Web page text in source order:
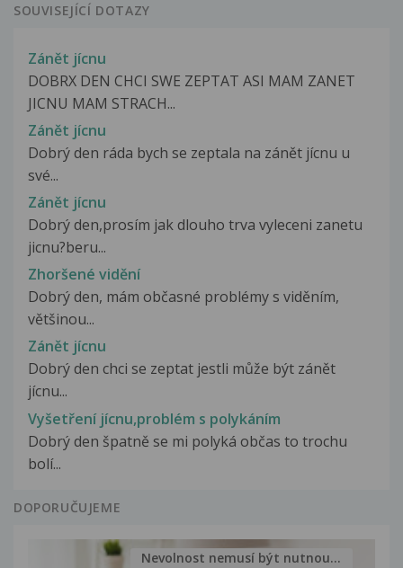
SOUVISEJÍCÍ DOTAZY
Zánět jícnu
DOBRX DEN CHCI SWE ZEPTAT ASI MAM ZANET
JICNU MAM STRACH...
Zánět jícnu
Dobrý den ráda bych se zeptala na zánět jícnu u
své...
Zánět jícnu
Dobrý den,prosím jak dlouho trva vyleceni zanetu
jicnu?beru...
Zhoršené vidění
Dobrý den, mám občasné problémy s viděním,
většinou...
Zánět jícnu
Dobrý den chci se zeptat jestli může být zánět
jícnu...
Vyšetření jícnu,problém s polykáním
Dobrý den špatně se mi polyká občas to trochu
bolí...
DOPORUČUJEME
Nevolnost nemusí být nutnou...